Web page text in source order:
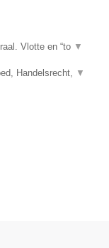
Vlotte en “to ▼
Handelsrecht, ▼